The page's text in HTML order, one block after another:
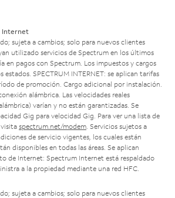
Internet
sujeta a cambios; solo para nuevos clientes
utilizado servicios de Spectrum en los últimos
en pagos con Spectrum. Los impuestos y cargos
estados. SPECTRUM INTERNET: se aplican tarifas
de promoción. Cargo adicional por instalación.
alámbrica. Las velocidades reales
varían y no están garantizadas. Se
Gig para velocidad Gig. Para ver una lista de
spectrum.net/modem . Servicios sujetos a
de servicio vigentes, los cuales están
disponibles en todas las áreas. Se aplican
de Internet: Spectrum Internet está respaldado
a la propiedad mediante una red HFC.
sujeta a cambios; solo para nuevos clientes